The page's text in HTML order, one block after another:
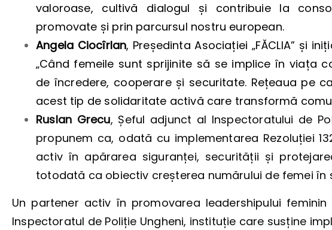
valoroase, cultivă dialogul și contribuie la
promovate și prin parcursul nostru european.
Angela Ciocîrlan, Președinta Asociației „FĂCLIA” și
„Când femeile sunt sprijinite să se implice în viața
de încredere, cooperare și securitate. Rețeaua pe
acest tip de solidaritate activă care transformă
Ruslan Grecu, Șeful adjunct al Inspectoratului de
propunem ca, odată cu implementarea Rezoluției
activ în apărarea siguranței, securității și
totodată ca obiectiv creșterea numărului de femei în
Un partener activ în promovarea leadershipului
Inspectoratul de Poliție Ungheni, instituție care susține